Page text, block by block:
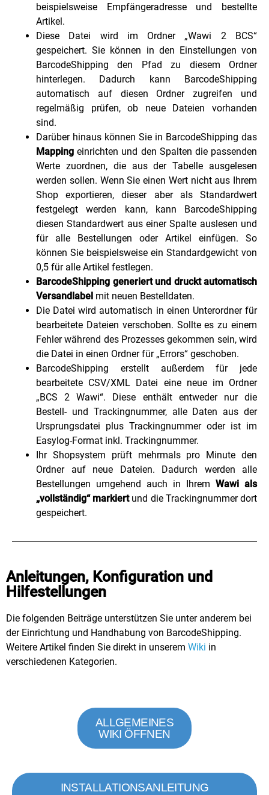
beispielsweise Empfängeradresse und bestellte
Artikel.
Diese Datei wird im Ordner „Wawi 2 BCS“
gespeichert. Sie können in den Einstellungen von
BarcodeShipping den Pfad zu diesem Ordner
hinterlegen. Dadurch kann BarcodeShipping
automatisch auf diesen Ordner zugreifen und
regelmäßig prüfen, ob neue Dateien vorhanden
sind.
Darüber hinaus können Sie in BarcodeShipping das
Mapping einrichten und den Spalten die passenden
Werte zuordnen, die aus der Tabelle ausgelesen
werden sollen. Wenn Sie einen Wert nicht aus Ihrem
Shop exportieren, dieser aber als Standardwert
festgelegt werden kann, kann BarcodeShipping
diesen Standardwert aus einer Spalte auslesen und
für alle Bestellungen oder Artikel einfügen. So
können Sie beispielsweise ein Standardgewicht von
0,5 für alle Artikel festlegen.
BarcodeShipping generiert und druckt automatisch
Versandlabel mit neuen Bestelldaten.
Die Datei wird automatisch in einen Unterordner für
bearbeitete Dateien verschoben. Sollte es zu einem
Fehler während des Prozesses gekommen sein, wird
die Datei in einen Ordner für „Errors“ geschoben.
BarcodeShipping erstellt außerdem für jede
bearbeitete CSV/XML Datei eine neue im Ordner
„BCS 2 Wawi“. Diese enthält entweder nur die
Bestell- und Trackingnummer, alle Daten aus der
Ursprungsdatei plus Trackingnummer oder ist im
Easylog-Format inkl. Trackingnummer.
Ihr Shopsystem prüft mehrmals pro Minute den
Ordner auf neue Dateien. Dadurch werden alle
Bestellungen umgehend auch in Ihrem Wawi als
„vollständig“ markiertund die Trackingnummer dort
gespeichert.
Anleitungen, Konfiguration und
Hilfestellungen
Die folgenden Beiträge unterstützen Sie unter anderem bei
der Einrichtung und Handhabung von BarcodeShipping.
Weitere Artikel finden Sie direkt in unserem Wiki in
verschiedenen Kategorien.
ALLGEMEINES
WIKI ÖFFNEN
INSTALLATIONSANLEITUNG